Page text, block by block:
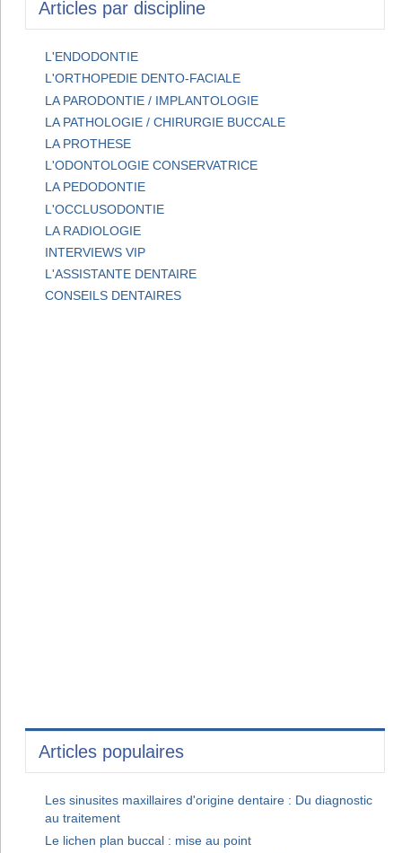
Articles par discipline
L'ENDODONTIE
L'ORTHOPEDIE DENTO-FACIALE
LA PARODONTIE / IMPLANTOLOGIE
LA PATHOLOGIE / CHIRURGIE BUCCALE
LA PROTHESE
L'ODONTOLOGIE CONSERVATRICE
LA PEDODONTIE
L'OCCLUSODONTIE
LA RADIOLOGIE
INTERVIEWS VIP
L'ASSISTANTE DENTAIRE
CONSEILS DENTAIRES
Articles populaires
Les sinusites maxillaires d'origine dentaire : Du diagnostic
au traitement
Le lichen plan buccal : mise au point